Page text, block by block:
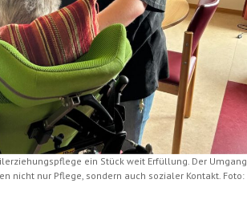
ein Stück weit Erfüllung. Der Umgang
nicht nur Pflege, sondern auch sozialer Kontakt. Foto: